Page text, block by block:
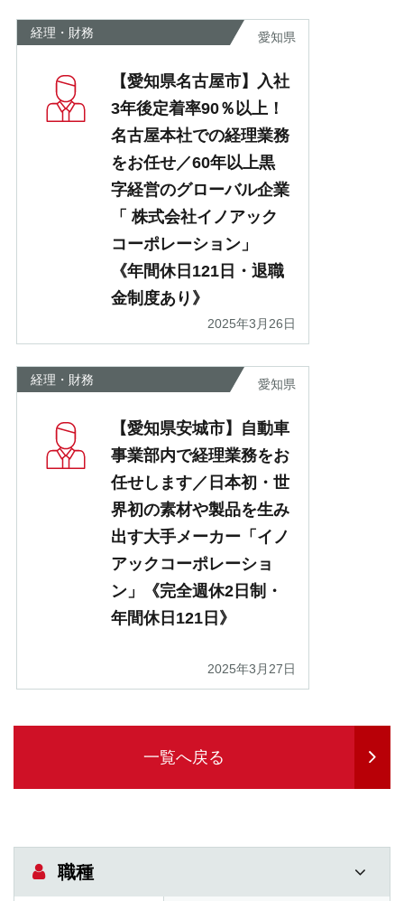
経理・財務 愛知県
【愛知県名古屋市】入社
3年後定着率90％以上！
名古屋本社での経理業務
をお任せ／60年以上黒
字経営のグローバル企業
「 株式会社イノアック
コーポレーション」
《年間休日121日・退職
金制度あり》
2025年3月26日
経理・財務 愛知県
【愛知県安城市】自動車
事業部内で経理業務をお
任せします／日本初・世
界初の素材や製品を生み
出す大手メーカー「イノ
アックコーポレーショ
ン」《完全週休2日制・
年間休日121日》
2025年3月27日
一覧へ戻る
職種